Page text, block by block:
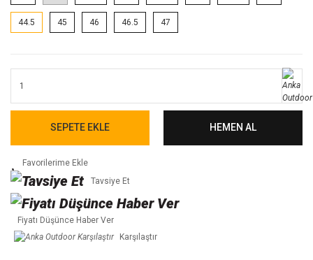
44.5 45 46 46.5 47
SEPETE EKLE HEMEN AL
Tavsiye Et
Fiyatı Düşünce Haber Ver
Karşılaştır